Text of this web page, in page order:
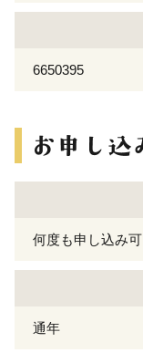
6650395
何度も申し込み可
通年